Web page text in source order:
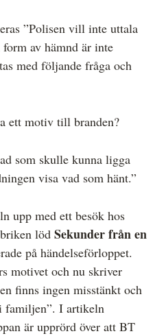
”Polisen vill inte uttala
av hämnd är inte
med följande fråga och
ett motiv till branden?
som skulle kunna ligga
visa vad som hänt.”
upp med ett besök hos
löd Sekunder från en
på händelseförloppet.
motivet och nu skriver
finns ingen misstänkt och
familjen”. I artikeln
är upprörd över att BT